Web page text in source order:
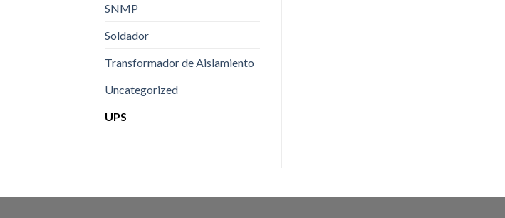
SNMP
Soldador
Transformador de Aislamiento
Uncategorized
UPS